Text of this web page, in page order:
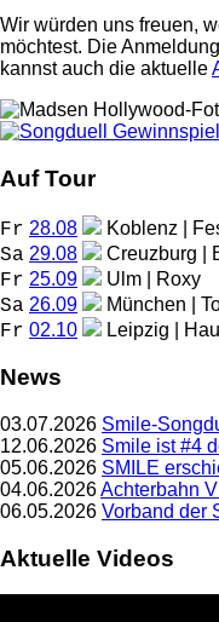
Wir würden uns freuen,
möchtest. Die
kannst auch die aktuelle
Auf Tour
Fr 28.08 Koblenz |
Sa 29.08 Creuzburg |
Fr 25.09 Ulm | Roxy
Sa 26.09 München |
Fr 02.10 Leipzig |
News
03.07.2026 Smile-
12.06.2026 Smile ist #4
05.06.2026 SMILE
04.06.2026Achterbahn
06.05.2026 Vorband der
Aktuelle Videos